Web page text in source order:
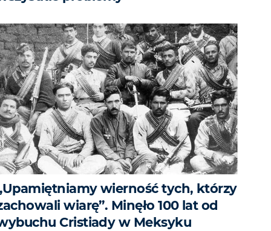
wierność tych, którzy
wiarę”. Minęło 100 lat od
Cristiady w Meksyku